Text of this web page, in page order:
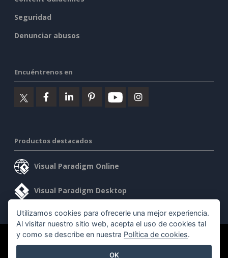
Seguridad
Denunciar abusos
Encuéntrenos en
Productos destacados
Visual Paradigm Online
Visual Paradigm Desktop
©2026 by Visual Paradigm. Todos los derechos reservados.
Utilizamos cookies para ofrecerle una mejor experiencia.
Al visitar nuestro sitio web, acepta el uso de cookies tal
y como se describe en nuestra Política de cookies.
OK